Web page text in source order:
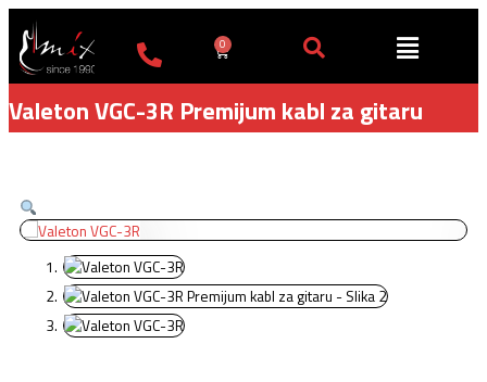
Пређи
на
садржај
0
Cart
Valeton VGC-3R Premijum kabl za gitaru